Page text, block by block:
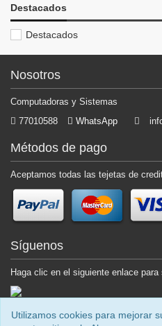
Destacados
Destacados
Destacados
ESPUMA LIMPIADORA
CONSUMIBLES
Nosotros
Computadoras y Sistemas
77010588
WhatsApp
Métodos de pago
Aceptamos todas las tejetas de
Síguenos
Haga clic en el siguiente enlace
Utilizamos cookies para mejorar